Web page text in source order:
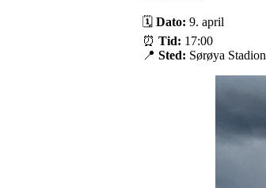
🗓 Dato: 9. april
⏰ Tid: 17:00
📍 Sted: Sørøya Stadion